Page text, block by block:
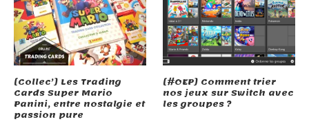
[Collec’] Les Trading
Cards Super Mario
Panini, entre nostalgie et
passion pure
[#OEP] Comment trier
nos jeux sur Switch avec
les groupes ?